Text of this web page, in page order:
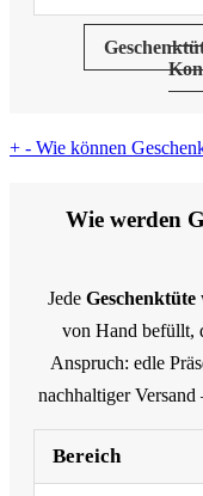
+ - Wie können
Wie werden
Jede Geschenktüte
von Hand befüllt,
Anspruch: edle
nachhaltiger Versand
Bereich